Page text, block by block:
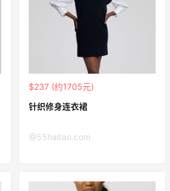
$237 (约1705元)
针织修身连衣裙
@55haitao.com
iHerb新人海淘必看｜50元免关税额度按
08月09日